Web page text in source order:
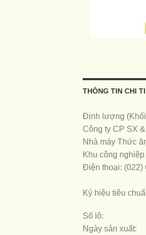
THÔNG TIN CHI
Định lượng
Công ty CP SX
Nhà máy Thức
Khu công
Điện thoại: (022)
Ký hiệu tiêu
Số lô:
Ngày sản xuất: